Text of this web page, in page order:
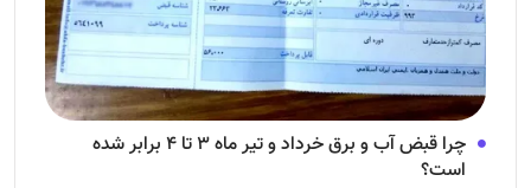
چرا قبض آب و برق خرداد و تیر ماه ۳ تا ۴ برابر شده
است؟